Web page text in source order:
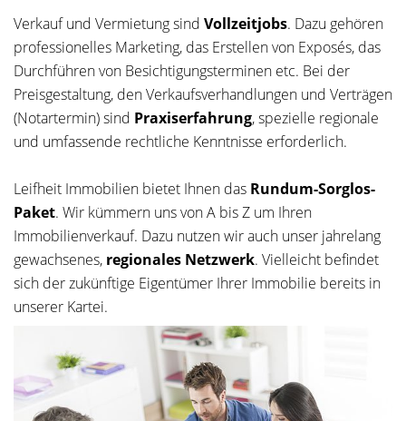
Verkauf und Vermietung sind Vollzeitjobs. Dazu gehören
professionelles Marketing, das Erstellen von Exposés, das
Durchführen von Besichtigungsterminen etc. Bei der
Preisgestaltung, den Verkaufsverhandlungen und Verträgen
(Notartermin) sind Praxiserfahrung, spezielle regionale
und umfassende rechtliche Kenntnisse erforderlich.
Leifheit Immobilien bietet Ihnen das Rundum-Sorglos-
Paket. Wir kümmern uns von A bis Z um Ihren
Immobilienverkauf. Dazu nutzen wir auch unser jahrelang
gewachsenes, regionales Netzwerk. Vielleicht befindet
sich der zukünftige Eigentümer Ihrer Immobilie bereits in
unserer Kartei.